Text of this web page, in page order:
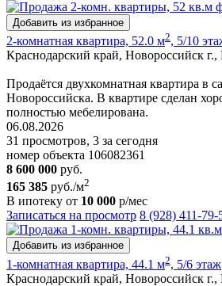
Добавить из избранное
2-комнатная квартира, 52.0 м2, 5/10
Краснодарский край, Новороссийск
Продаётся двухкомнатная квартира в
Новороссийска. В квартире сделан
полностью мебелирована.
06.08.2026
31 просмотров, 3 за сегодня
номер объекта 106082361
8 600 000 руб.
165 385 руб./м2
В ипотеку от 10 000 р/мес
Записаться на просмотр 8 (928) 411-79-
Добавить из избранное
1-комнатная квартира, 44.1 м2, 5/6 этаж
Краснодарский край, Новороссийск